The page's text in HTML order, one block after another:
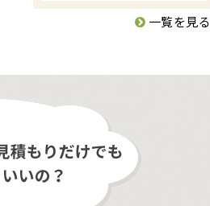
一覧を見る